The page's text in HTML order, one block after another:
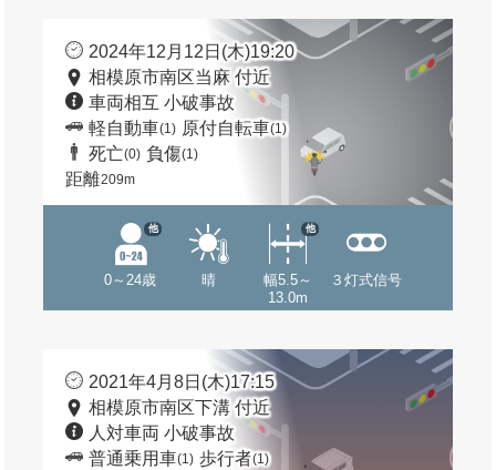
2024年12月12日(木)19:20
相模原市南区当麻 付近
車両相互 小破事故
軽自動車(1) 原付自転車(1)
死亡(0) 負傷(1)
距離209m
0～24歳
他
晴
幅5.5～
13.0m
他
３灯式信号
2021年4月8日(木)17:15
相模原市南区下溝 付近
人対車両 小破事故
普通乗用車(1) 歩行者(1)